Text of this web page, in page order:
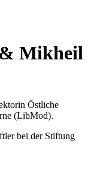
Mikheil
Östliche
(LibMod).
bei der Stiftung